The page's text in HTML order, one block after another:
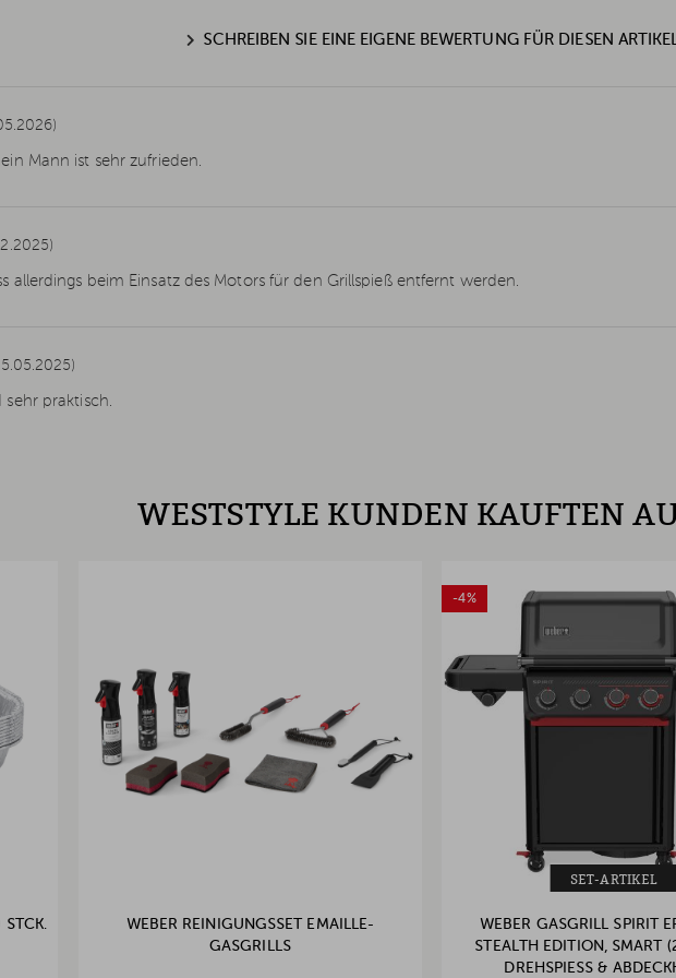
SCHREIBEN SIE EINE EIGENE BEWERTUNG FÜR DIESEN
Mann ist sehr zufrieden.
allerdings beim Einsatz des Motors für den Grillspieß entfernt werden.
praktisch.
WESTSTYLE KUNDEN KAUFTEN
WEBER REINIGUNGSSET EMAILLE-
GASGRILLS
-4%
SET-ARTIKEL
WEBER GASGRILL SPIRIT
STEALTH EDITION, SMART
DREHSPIESS &